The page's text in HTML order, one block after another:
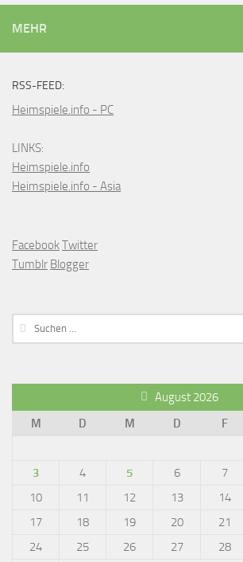
MEHR
RSS-FEED:
Heimspiele.info - PC
LINKS:
Heimspiele.info
Heimspiele.info - Asia
FacebookTwitter
Tumblr Blogger
Suchen
nach:
August 2026
M
D M D F
3
4 5 6 7
10
11 12 13 14
17
18 19 20 21
24
25 26 27 28